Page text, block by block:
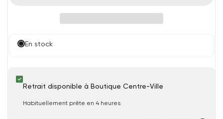
En stock
Retrait disponible à Boutique Centre-Ville
Habituellement prête en 4 heures